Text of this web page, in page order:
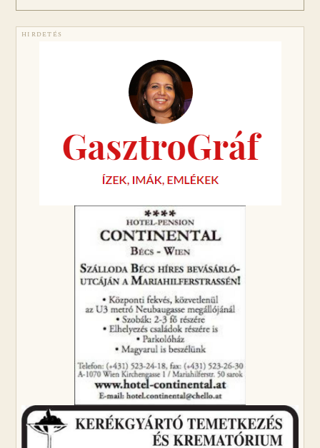
HIRDETÉS